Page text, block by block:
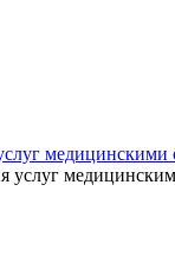
медицинскими